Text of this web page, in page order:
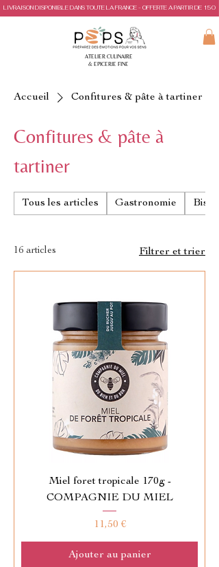
LIVRAISON DISPONIBLE DANS TOUTE LA FRANCE - OFFERTE A PARTIR DE 150€
ATELIER CULINAIRE
& EPICERIE FINE
Accueil Confitures & pâte à tartiner
Confitures & pâte à
tartiner
Tous les articles Gastronomie
16 articles Filtrer et trier
Miel foret tropicale 170g -
COMPAGNIE DU MIEL
Prix
11,50 €
Ajouter au panier